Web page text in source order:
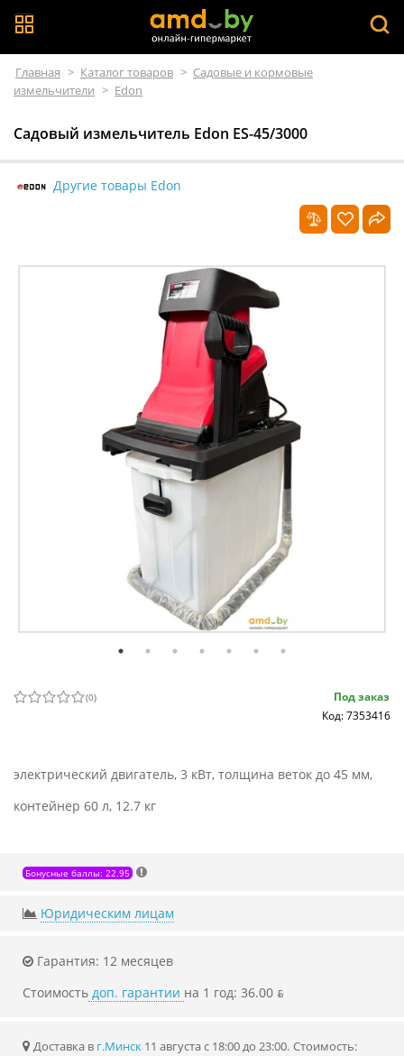
Главная > Каталог товаров > Садовые и кормовые
измельчители > Edon
Садовый измельчитель Edon ES-45/3000
Другие товары Edon
(0)
Под заказ
Код: 7353416
электрический двигатель, 3 кВт, толщина веток до 45 мм,
контейнер 60 л, 12.7 кг
Бонусные баллы: 22.95
Юридическим лицам
Гарантия: 12 месяцев
Стоимость доп. гарантии на 1 год: 36.00 ƃ
Доставка в г.Минск 11 августа с 18:00 до 23:00. Стоимость: